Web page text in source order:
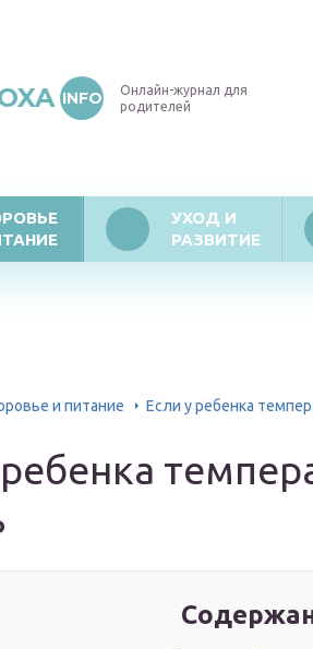
INFO
Онлайн-журнал для
родителей
УХОД И
РАЗВИТИЕ
и питание Если у ребенка